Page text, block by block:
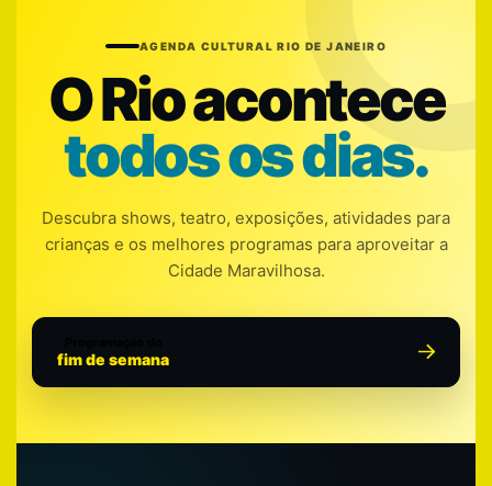
AGENDA CULTURAL RIO DE JANEIRO
O Rio acontece
todos os dias.
Descubra shows, teatro, exposições, atividades para
crianças e os melhores programas para aproveitar a
Cidade Maravilhosa.
fim de semana